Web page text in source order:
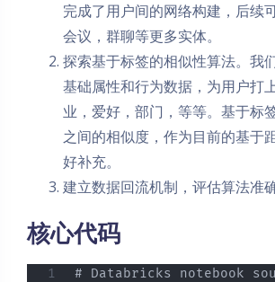
完成了用户间的网络构建，后续
会议，群聊等更多实体。
探索基于标签的相似性算法。我
基础属性和行为数据，为用户打
业，爱好，部门，等等。基于标
之间的相似度，作为目前的基于
好补充。
建立数据回流机制，评估算法准确
核心代码
# Databricks notebook